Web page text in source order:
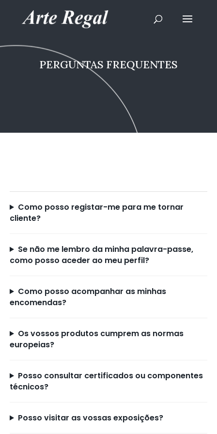
PERGUNTAS FREQUENTES
Como posso registar-me para me tornar
cliente?
Se não me lembro da minha palavra-passe,
como posso aceder ao meu perfil?
Como posso acompanhar as minhas
encomendas?
Os vossos produtos cumprem as normas
europeias?
Posso consultar certificados ou componentes
técnicos?
Posso visitar as vossas exposições?